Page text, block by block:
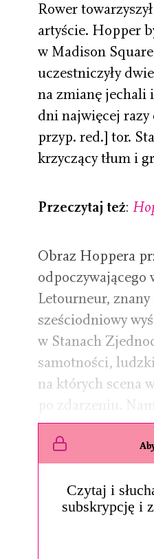
Rower
artyście. Hopper
w Madison
uczestniczyły
na zmianę jechali
dni najwięcej razy
przyp. red.] tor.
krzyczący tłum i
Przeczytaj też:
Obraz Hoppera
Letourneur, znany
sześciodniowy
w Stanach
samotności,
na których scena
po zdarzeniu.
Czytaj i
subskrypcję i